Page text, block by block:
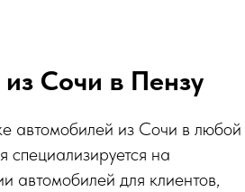
Сочи в Пензу
автомобилей из Сочи в любой
на
автомобилей для клиентов,